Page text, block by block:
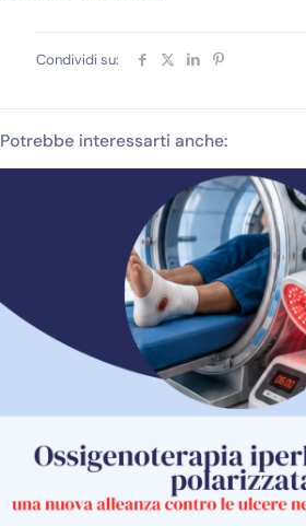
Condividi su:
Potrebbe interessarti anche: